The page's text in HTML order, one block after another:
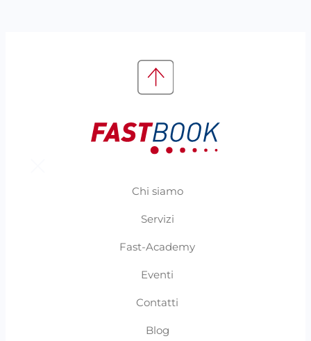
Chi siamo
Servizi
Fast-Academy
Eventi
Contatti
Blog